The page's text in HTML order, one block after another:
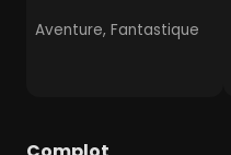
Aventure, Fantastique